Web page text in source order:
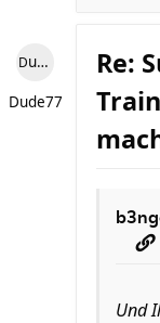
Dude77
Dude77
Re:
Und